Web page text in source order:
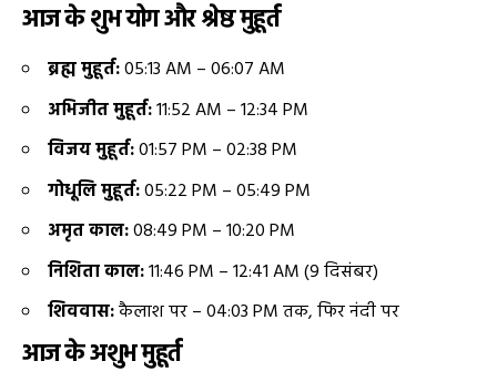
आज के शुभ योग और श्रेष्ठ मुहूर्त
ब्रह्म मुहूर्त:05:13 AM – 06:07 AM
अभिजीत मुहूर्त:11:52 AM – 12:34 PM
विजय मुहूर्त:01:57 PM – 02:38 PM
गोधूलि मुहूर्त:05:22 PM – 05:49 PM
अमृत काल:08:49 PM – 10:20 PM
निशिता काल:11:46 PM – 12:41 AM (9 दिसंबर)
शिववास:कैलाश पर – 04:03 PM तक, फिर नंदी पर
आज के अशुभ मुहूर्त